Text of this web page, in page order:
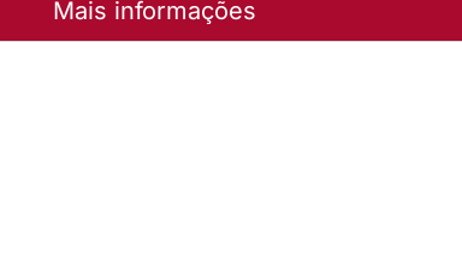
Mais informações